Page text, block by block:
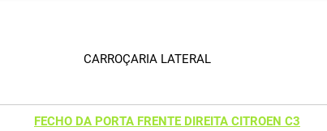
CARROÇARIA LATERAL
FECHO DA PORTA FRENTE DIREITA CITROEN C3